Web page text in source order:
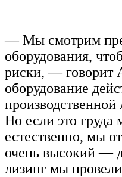
— Мы смотрим
оборудования,
риски, —
оборудование
производственной
Но если это груда
естественно, мы
очень высокий —
лизинг мы